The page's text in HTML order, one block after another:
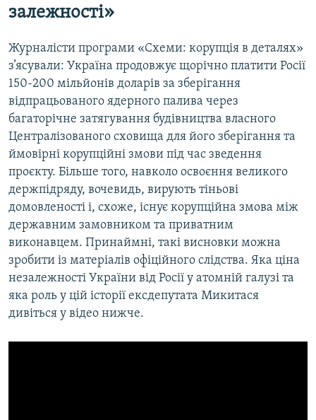
залежності»
Журналісти програми «Схеми: корупція в деталях»
з’ясували: Україна продовжує щорічно платити Росії
150-200 мільйонів доларів за зберігання
відпрацьованого ядерного палива через
багаторічне затягування будівництва власного
Централізованого сховища для його зберігання та
ймовірні корупційні змови під час зведення
проєкту. Більше того, навколо освоєння великого
держпідряду, вочевидь, вирують тіньові
домовленості і, схоже, існує корупційна змова між
державним замовником та приватним
виконавцем. Принаймні, такі висновки можна
зробити із матеріалів офіційного слідства. Яка ціна
незалежності України від Росії у атомній галузі та
яка роль у цій історії ексдепутата Микитася
дивіться у відео нижче.